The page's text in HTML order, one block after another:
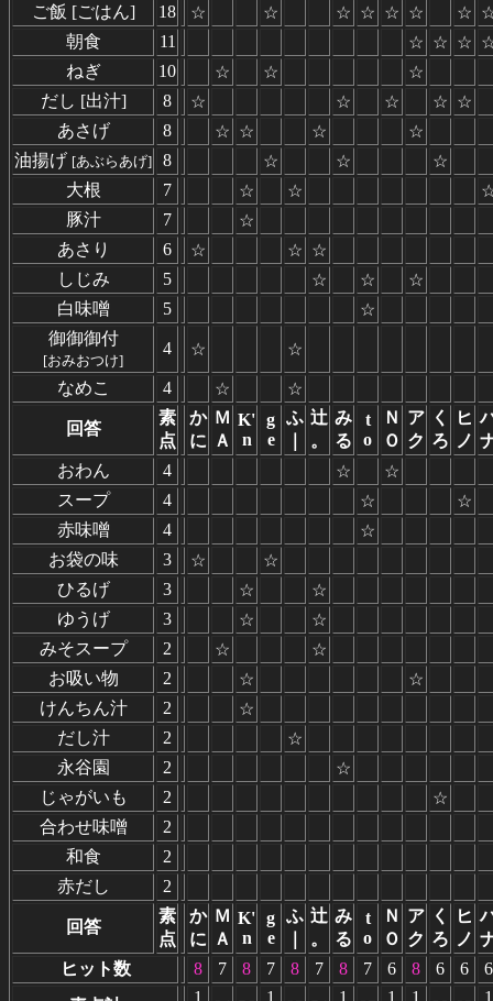
ご飯 [ごはん]
18 ☆ ☆ ☆ ☆ ☆ ☆ ☆
朝食
11 ☆ ☆ ☆
ねぎ
10 ☆ ☆
☆
だし [出汁]
8 ☆ ☆ ☆ ☆ ☆
あさげ
8 ☆ ☆ ☆
☆
油揚げ [あぶらあげ] 8 ☆ ☆
☆
大根
7 ☆ ☆
豚汁
7
☆
あさり
6 ☆ ☆ ☆
しじみ
5 ☆ ☆
☆
白味噌
5
☆
御御御付
[おみおつけ]
4 ☆ ☆
なめこ 4 ☆ ☆
回答
素
点
か
に
Ｍ
Ａ
K'
n
g
e
ふ 辻
。
み
る
t
o
Ｎ
Ｏ
ア
ク
く
ろ
ヒ
ノ
おわん
4 ☆
☆
スープ
4 ☆
☆
赤味噌
4
☆
お袋の味
3 ☆
☆
ひるげ
3 ☆
☆
ゆうげ
3 ☆
☆
みそスープ
2 ☆
☆
お吸い物
2 ☆
☆
けんちん汁
2
☆
だし汁
2
☆
永谷園
2
☆
じゃがいも
2
☆
合わせ味噌
2
和食
2
赤だし
2
回答
素
点
か
に
Ｍ
Ａ
K'
n
g
e
ふ 辻
。
み
る
t
o
Ｎ
Ｏ
ア
ク
く
ろ
ヒ
ノ
ヒット数
8 7 8 7 8 7 8 7 6 8 6 6
6
1
1
1
1
1
1